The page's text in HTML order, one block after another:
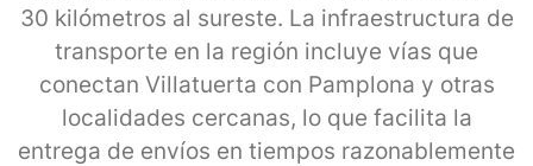
30 kilómetros al sureste. La infraestructura de
transporte en la región incluye vías que
conectan Villatuerta con Pamplona y otras
localidades cercanas, lo que facilita la
entrega de envíos en tiempos razonablemente